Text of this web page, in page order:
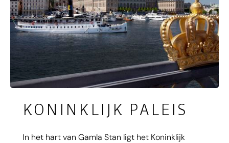
KONINKLIJK PALEIS
In het hart van Gamla Stan ligt het Koninklijk